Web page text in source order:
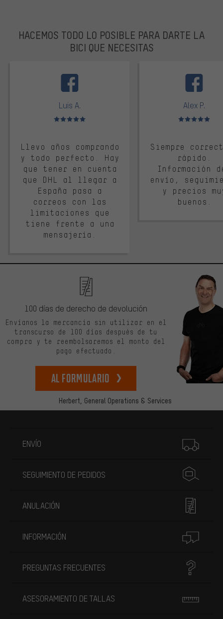
HACEMOS TODO LO POSIBLE PARA DARTE LA
BICI QUE NECESITAS
Luis A.
Valoración media: 5 de 5
Llevo años comprando
y todo perfecto. Hay
que tener en cuenta
que DHL al llegar a
España pasa a
correos con las
limitaciones que
tiene frente a una
mensajería.
Alex P.
Valoración
Siempre
rápido.
Información
envío,
y precios
buenos.
Herbert, General Operations & Services
100 días de derecho de devolución
Envíanos la mercancía sin utilizar en el
transcurso de 100 días después de tu
compra y te reembolsaremos el monto del
pago efectuado.
Al formulario
ENVÍO
SEGUIMIENTO DE PEDIDOS
ANULACIÓN
INFORMACIÓN
PREGUNTAS FRECUENTES
ASESORAMIENTO DE TALLAS